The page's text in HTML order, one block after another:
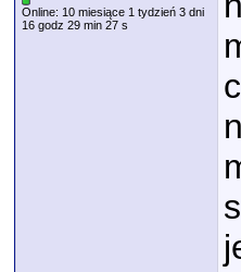
Online: 10 miesiące 1 tydzień 3 dni
16 godz 29 min 27 s